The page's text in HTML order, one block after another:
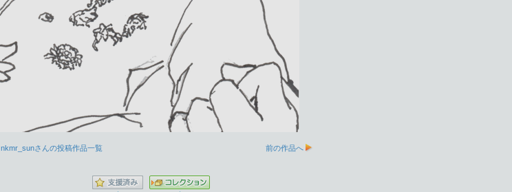
nkmr_sunさんの投稿作品一覧 前の作品へ